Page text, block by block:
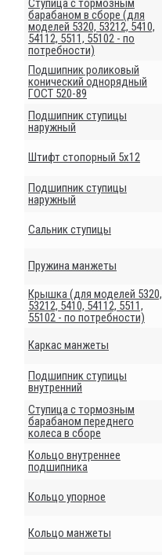
Ступица с тормозным
барабаном в сборе (для
моделей 5320, 53212, 5410,
54112, 5511, 55102 - по
потребности)
Подшипник роликовый
конический однорядный
ГОСТ 520-89
Подшипник ступицы
наружный
Штифт стопорный 5х12
Подшипник ступицы
наружный
Сальник ступицы
Пружина манжеты
Крышка (для моделей 5320,
53212, 5410, 54112, 5511,
55102 - по потребности)
Каркас манжеты
Подшипник ступицы
внутренний
Ступица с тормозным
барабаном переднего
колеса в сборе
Кольцо внутреннее
подшипника
Кольцо упорное
Кольцо манжеты